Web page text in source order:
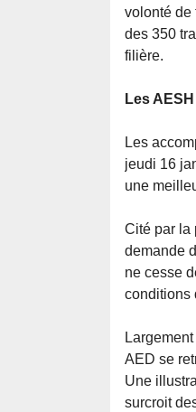
volonté de
des 350
filière.
Les
Les
jeudi 16
une
Cité par la
demande
ne cesse
conditions
AED se
Une
surcroit